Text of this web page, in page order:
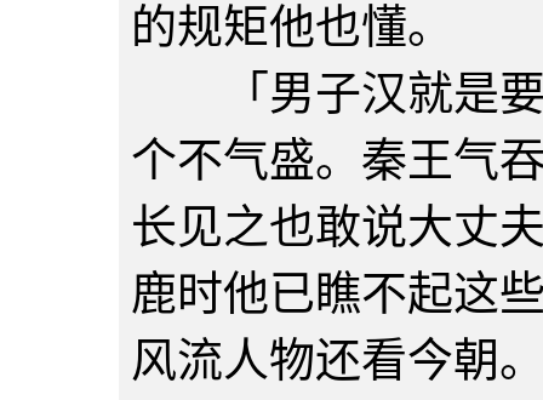
的规矩他也懂。
「男子汉就是要
个不气盛。秦王气
长见之也敢说大丈
鹿时他已瞧不起这
风流人物还看今朝